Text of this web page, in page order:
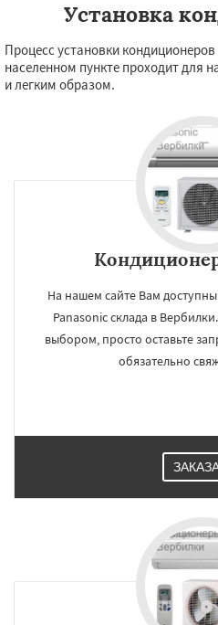
Установка
Процесс установки
населенном пункте проходит для
и легким образом.
На нашем сайте Вам доступны
Panasonic склада в
выбором, просто оставьте
обязательно